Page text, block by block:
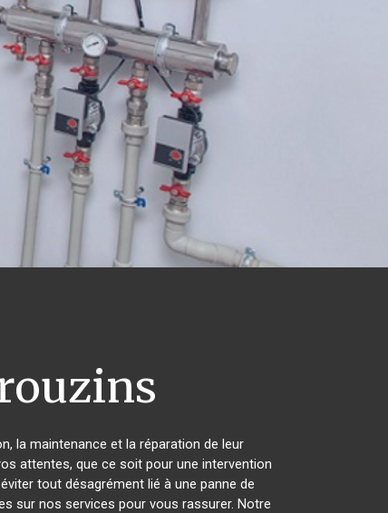
la maintenance et la réparation de leur
attentes, que ce soit pour une intervention
tout désagrément lié à une panne de
sur nos services pour vous rassurer. Notre